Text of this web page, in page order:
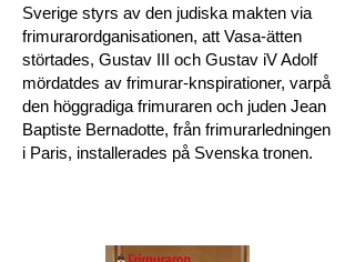
Sverige styrs av den judiska makten via
frimurarordganisationen, att Vasa-ätten
störtades, Gustav III och Gustav iV Adolf
mördatdes av frimurar-knspirationer, varpå
den höggradiga frimuraren och juden Jean
Baptiste Bernadotte, från frimurarledningen
i Paris, installerades på Svenska tronen.